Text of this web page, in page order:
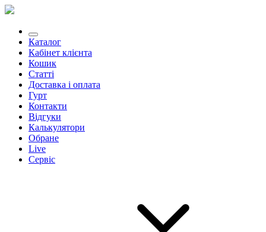
Каталог
Кабінет клієнта
Кошик
Статті
Доставка і оплата
Гурт
Контакти
Відгуки
Калькулятори
Обране
Live
Сервіс